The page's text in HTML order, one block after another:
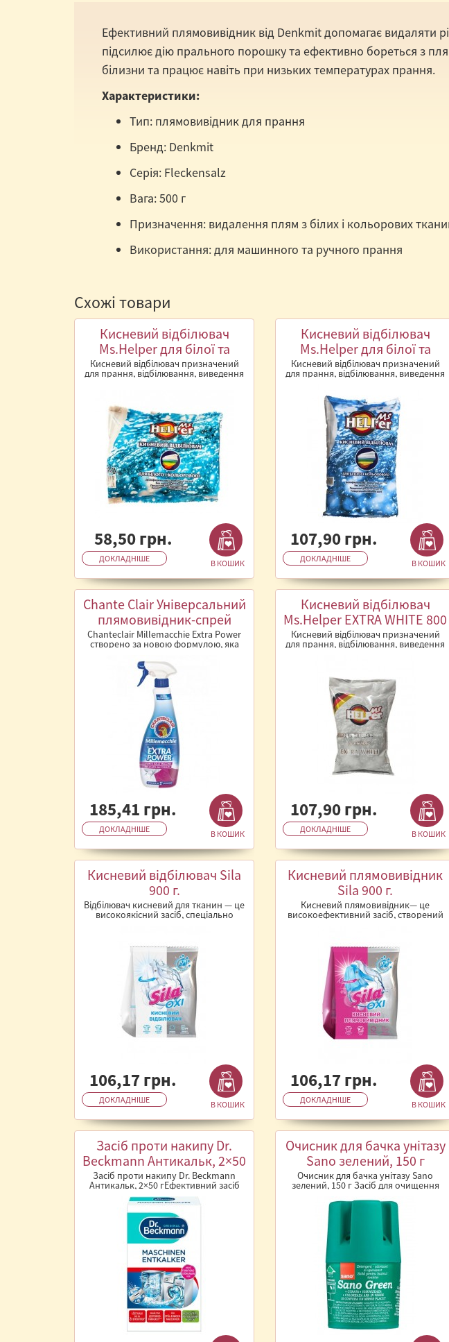
Ефективний плямовивідник від Denkmitдопомагає видаляти
підсилює дію прального порошку та ефективно бореться з
білизни та працює навіть при низьких температурах прання.
Характеристики:
Тип: плямовивідник для прання
Бренд: Denkmit
Серія: Fleckensalz
Вага: 500 г
Призначення: видалення плям з білих і кольорових
Використання: для машинного та ручного прання
Схожі товари
Кисневий відбілювач
Ms.Helper для білої та
кольорової білизни 450 г.
Кисневий відбілювач призначений
для прання, відбілювання, виведення
58,50 грн.
ДОКЛАДНІШЕ В КОШИК
Кисневий відбілювач
Ms.Helper для білої та
кольорової білизни 900 г.
Кисневий відбілювач призначений
для прання, відбілювання, виведення
107,90 грн.
ДОКЛАДНІШЕ В КОШИК
Chante Clair Універсальний
плямовивідник-спрей
Extra Power 625мл.
Chanteclair Millemacchie Extra Power
створено за новою формулою, яка
185,41 грн.
ДОКЛАДНІШЕ В КОШИК
Кисневий відбілювач
Ms.Helper EXTRA WHITE 800
г.
Кисневий відбілювач призначений
для прання, відбілювання, виведення
107,90 грн.
ДОКЛАДНІШЕ В КОШИК
Кисневий відбілювач Sila
900 г.
Відбілювач кисневий для тканин — це
високоякісний засіб, спеціально
106,17 грн.
ДОКЛАДНІШЕ В КОШИК
Кисневий плямовивідник
Sila 900 г.
Кисневий плямовивідник— це
високоефективний засіб, створений
106,17 грн.
ДОКЛАДНІШЕ В КОШИК
Засіб проти накипу Dr.
Beckmann Антикальк, 2×50
г
Засіб проти накипу Dr. Beckmann
Антикальк, 2×50 гЕфективний засіб
для видалення накипу від Dr. Beckm..
Очисник для бачка унітазу
Sano зелений, 150 г
Очисник для бачка унітазу Sano
зелений, 150 г Засіб для очищення